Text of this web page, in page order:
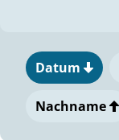
Datum
Nachname